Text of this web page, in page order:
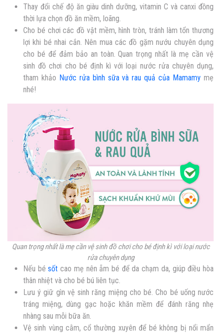
Thay đổi chế độ ăn giàu dinh dưỡng, vitamin C và canxi đồng
thời lựa chọn đồ ăn mềm, loãng.
Cho bé chơi các đồ vật mềm, hình tròn, tránh làm tổn thương
lợi khi bé nhai cắn. Nên mua các đồ gặm nướu chuyên dụng
cho bé để đảm bảo an toàn. Quan trọng nhất là mẹ cần vệ
sinh đồ chơi cho bé định kì với loại nước rửa chuyên dụng,
tham khảo Nước rửa bình sữa và rau quả của Mamamy mẹ
nhé!
Quan trọng nhất là mẹ cần vệ sinh đồ chơi cho bé định kì với loại nước
rửa chuyên dụng
Nếu bésốt cao mẹ nên ẵm bé để da chạm da, giúp điều hòa
thân nhiệt và cho bé bú liên tục.
Lưu ý giữ gìn vệ sinh răng miệng cho bé. Cho bé uống nước
tráng miệng, dùng gạc hoặc khăn mềm để đánh răng nhẹ
nhàng sau mỗi bữa ăn.
Vệ sinh vùng cằm, cổ thường xuyên để bé không bị nổi mẩn